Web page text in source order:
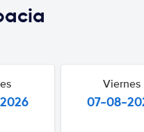
Viernes
07-08-